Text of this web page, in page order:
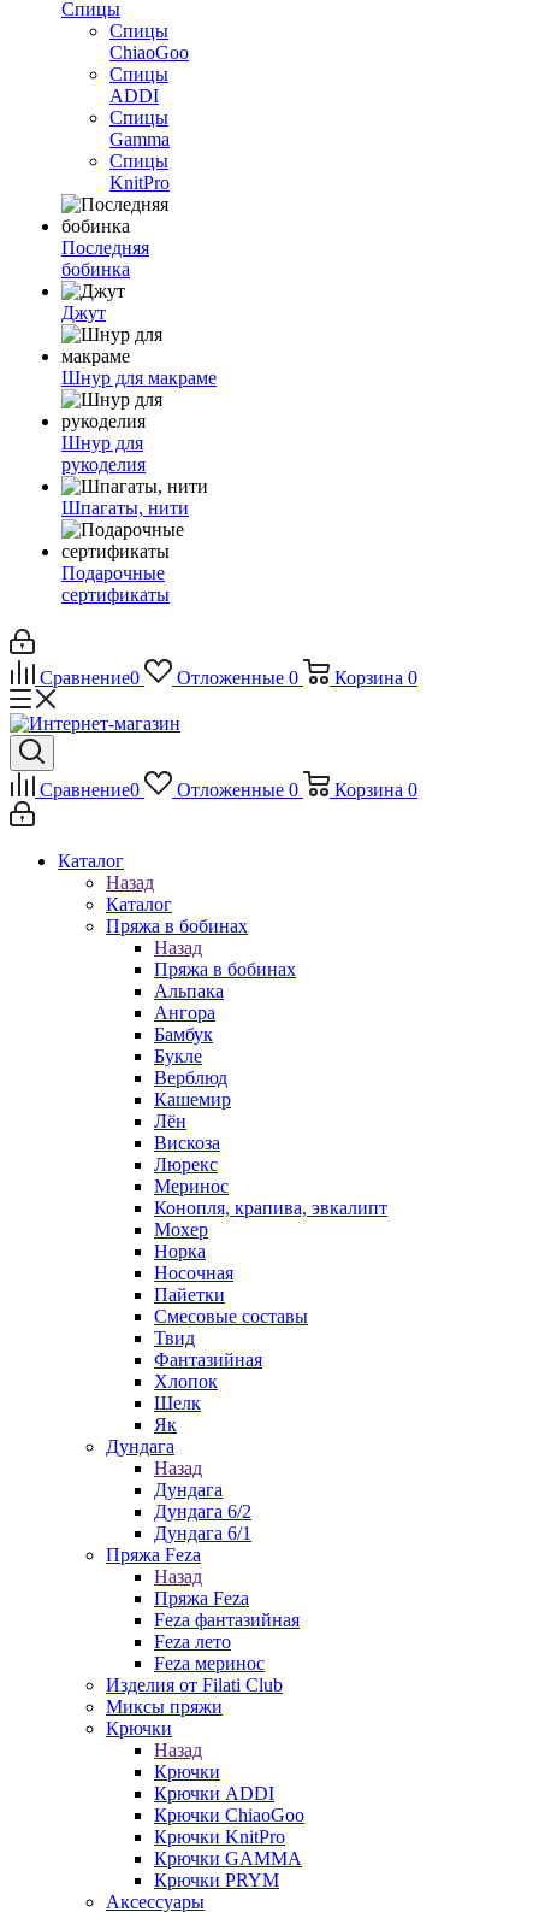
Спицы
Спицы
ChiaoGoo
Спицы
ADDI
Спицы
Gamma
Спицы
KnitPro
Последняя
бобинка
Джут
Шнур для макраме
Шнур для
рукоделия
Шпагаты, нити
Подарочные
сертификаты
Сравнение0 Отложенные 0 Корзина 0
Сравнение0 Отложенные 0 Корзина 0
Каталог
Назад
Каталог
Пряжа в бобинах
Назад
Пряжа в бобинах
Альпака
Ангора
Бамбук
Букле
Верблюд
Кашемир
Лён
Вискоза
Люрекс
Меринос
Конопля, крапива, эвкалипт
Мохер
Норка
Носочная
Пайетки
Смесовые составы
Твид
Фантазийная
Хлопок
Шелк
Як
Дундага
Назад
Дундага
Дундага 6/2
Дундага 6/1
Пряжа Feza
Назад
Пряжа Feza
Feza фантазийная
Feza лето
Feza меринос
Изделия от Filati Club
Миксы пряжи
Крючки
Назад
Крючки
Крючки ADDI
Крючки ChiaoGoo
Крючки KnitPro
Крючки GAMMA
Крючки PRYM
Аксессуары